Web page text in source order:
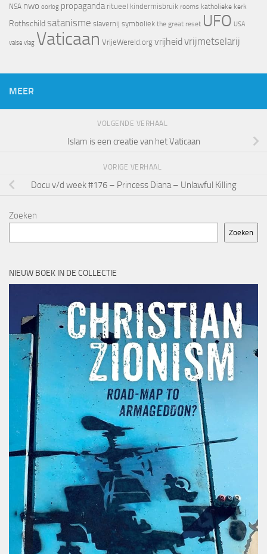
NSA nwo oorlog propaganda ritueel kindermisbruik rooms katholieke kerk
Rothschild satanisme slavernij symboliek the great reset UFO USA
valse vlag Vaticaan VrijeWereld.org vrijheid vrijmetselarij
MEER
VOLGENDE VERHAAL
Islam is een creatie van het Vaticaan
VORIGE VERHAAL
Docu v/d week #176 – Princess Diana – Unlawful Killing
Zoeken
Zoeken
NIEUW BOEK IN DE COLLECTIE